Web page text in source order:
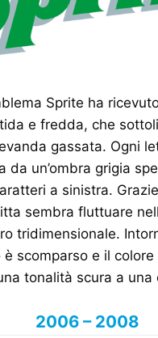
Sprite ha
e fredda, che
gassata. Ogni
da un’ombra grigia
a sinistra.
sembra fluttuare
tridimensionale.
scomparso e il colore
tonalità scura a una
2006 – 2008